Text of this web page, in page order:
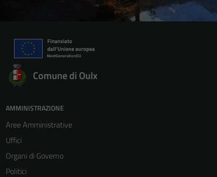
Comune di Oulx
AMMINISTRAZIONE
Aree Amministrative
Uffici
Organi di Governo
Politici